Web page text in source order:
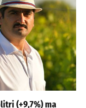
(+9,7%) ma